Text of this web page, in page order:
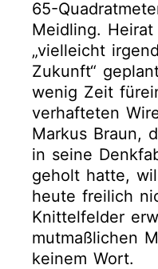
65-
Meidling.
„vielleicht
Zukunft“
wenig Zeit
verhafteten
Markus Braun,
in seine
geholt hatte,
heute freilich
Knittelfelder
mutmaßlichen
keinem Wort.